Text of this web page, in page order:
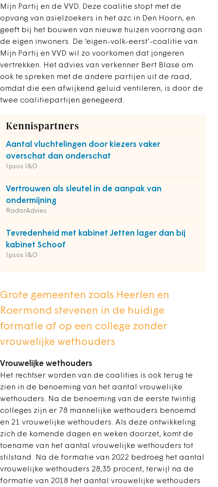
Mijn Partij en de VVD. Deze coalitie stopt met de
opvang van asielzoekers in het azc in Den Hoorn, en
geeft bij het bouwen van nieuwe huizen voorrang aan
de eigen inwoners. De ‘eigen-volk-eerst’-coalitie van
Mijn Partij en VVD wil zo voorkomen dat jongeren
vertrekken. Het advies van verkenner Bert Blase om
ook te spreken met de andere partijen uit de raad,
omdat die een afwijkend geluid ventileren, is door de
twee coalitiepartijen genegeerd.
Kennispartners
Aantal vluchtelingen door kiezers vaker
overschat dan onderschat
Ipsos I&O
Vertrouwen als sleutel in de aanpak van
ondermijning
RadarAdvies
Tevredenheid met kabinet Jetten lager dan bij
kabinet Schoof
Ipsos I&O
Grote gemeenten zoals Heerlen en
Roermond stevenen in de huidige
formatie af op een college zonder
vrouwelijke wethouders
Vrouwelijke wethouders
Het rechtser worden van de coalities is ook terug te
zien in de benoeming van het aantal vrouwelijke
wethouders. Na de benoeming van de eerste twintig
colleges zijn er 78 mannelijke wethouders benoemd
en 21 vrouwelijke wethouders. Als deze ontwikkeling
zich de komende dagen en weken doorzet, komt de
toename van het aantal vrouwelijke wethouders tot
stilstand. Na de formatie van 2022 bedroeg het aantal
vrouwelijke wethouders 28,35 procent, terwijl na de
formatie van 2018 het aantal vrouwelijke wethouders